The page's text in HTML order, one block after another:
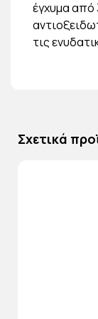
έγχυμα από
τις
Σχετικά